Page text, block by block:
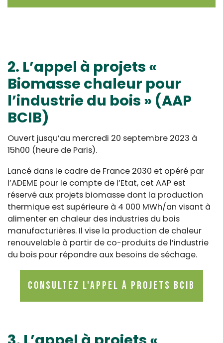
2. L’appel à projets «
Biomasse chaleur pour
l’industrie du bois » (AAP
BCIB)
Ouvert jusqu’au mercredi 20 septembre 2023 à
15h00 (heure de Paris).
Lancé dans le cadre de France 2030 et opéré par
l’ADEME pour le compte de l’Etat, cet AAP est
réservé aux projets biomasse dont la production
thermique est supérieure à 4 000 MWh/an visant à
alimenter en chaleur des industries du bois
manufacturières. Il vise la production de chaleur
renouvelable à partir de co-produits de l’industrie
du bois pour répondre aux besoins de séchage.
Consultez l'appel à projets BCIB